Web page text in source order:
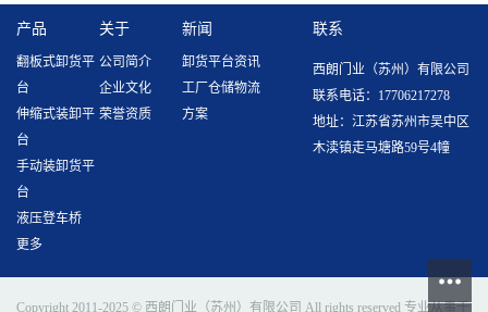
产品
翻板式卸货平
台
伸缩式装卸平
台
手动装卸货平
台
液压登车桥
更多
关于
公司简介
企业文化
荣誉资质
新闻
卸货平台资讯
工厂仓储物流
方案
联系
西朗门业（苏州）有限公司
联系电话：17706217278
地址：江苏省苏州市吴中区
木渎镇走马塘路59号4幢
Copyright 2011-2025 © 西朗门业（苏州）有限公司 All rights reserved 专业从事于